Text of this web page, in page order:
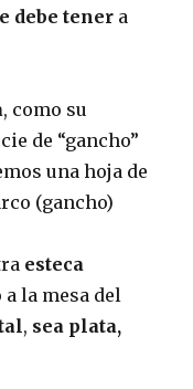
debe tener a
, como su
de “gancho”
una hoja de
(gancho)
esteca
la mesa del
, sea plata,